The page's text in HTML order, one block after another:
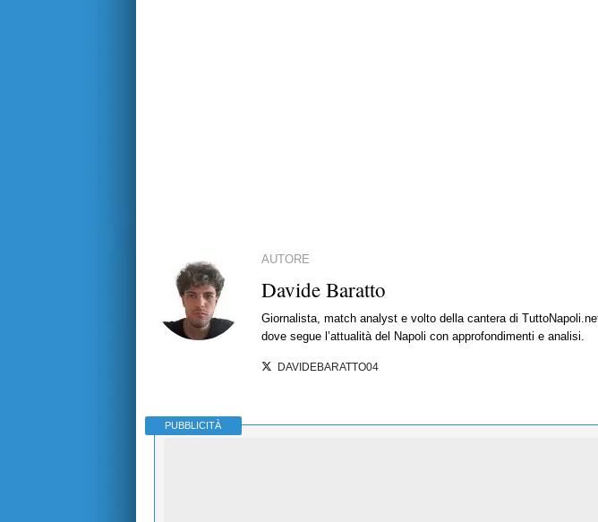
AUTORE
Davide Baratto
Giornalista, match analyst e volto della cantera di
dove segue l’attualità del Napoli con approfondimenti e analisi.
DAVIDEBARATTO04
PUBBLICITÀ